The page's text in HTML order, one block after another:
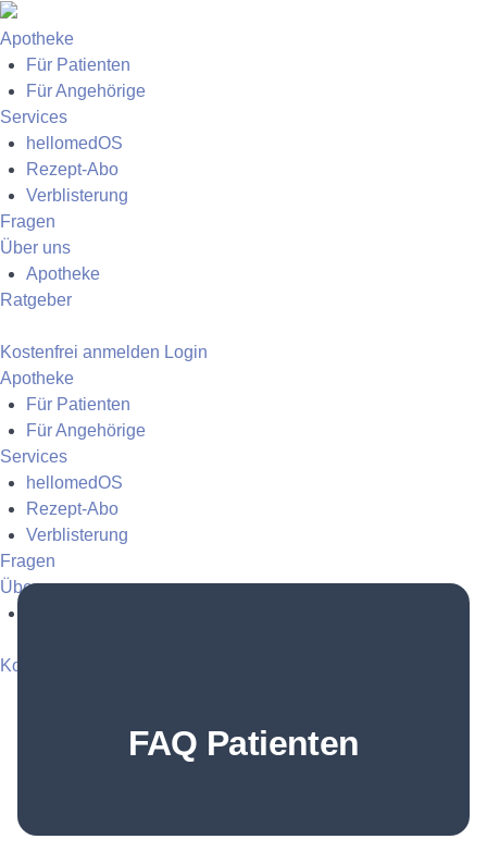
Apotheke
Für Patienten
Für Angehörige
Services
hellomedOS
Rezept-Abo
Verblisterung
Fragen
Über uns
Apotheke
Ratgeber
Kostenfrei anmelden Login
Apotheke
Für Patienten
Für Angehörige
Services
hellomedOS
Rezept-Abo
Verblisterung
Fragen
Über uns
Kostenfrei anmelden
FAQ Patienten